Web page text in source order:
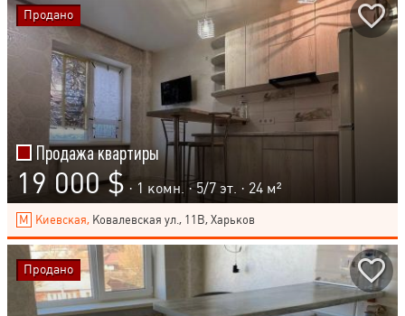
Продажа квартиры
19 000 $ · 1 комн. ·5/7 эт. · 24 м²
Киевская, Ковалевская ул., 11В, Харьков
Продано
Продано